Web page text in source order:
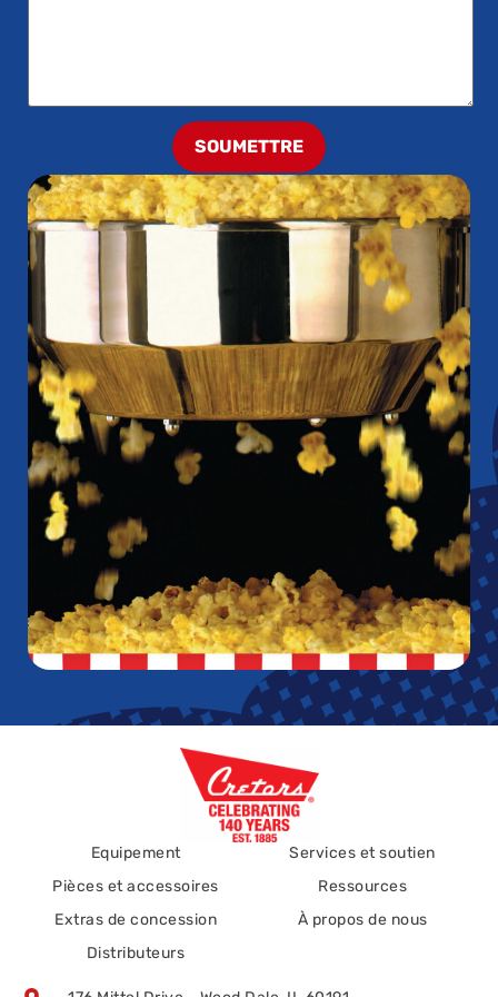
SOUMETTRE
Equipement
Pièces et accessoires
Extras de concession
Distributeurs
Services et soutien
Ressources
À propos de nous